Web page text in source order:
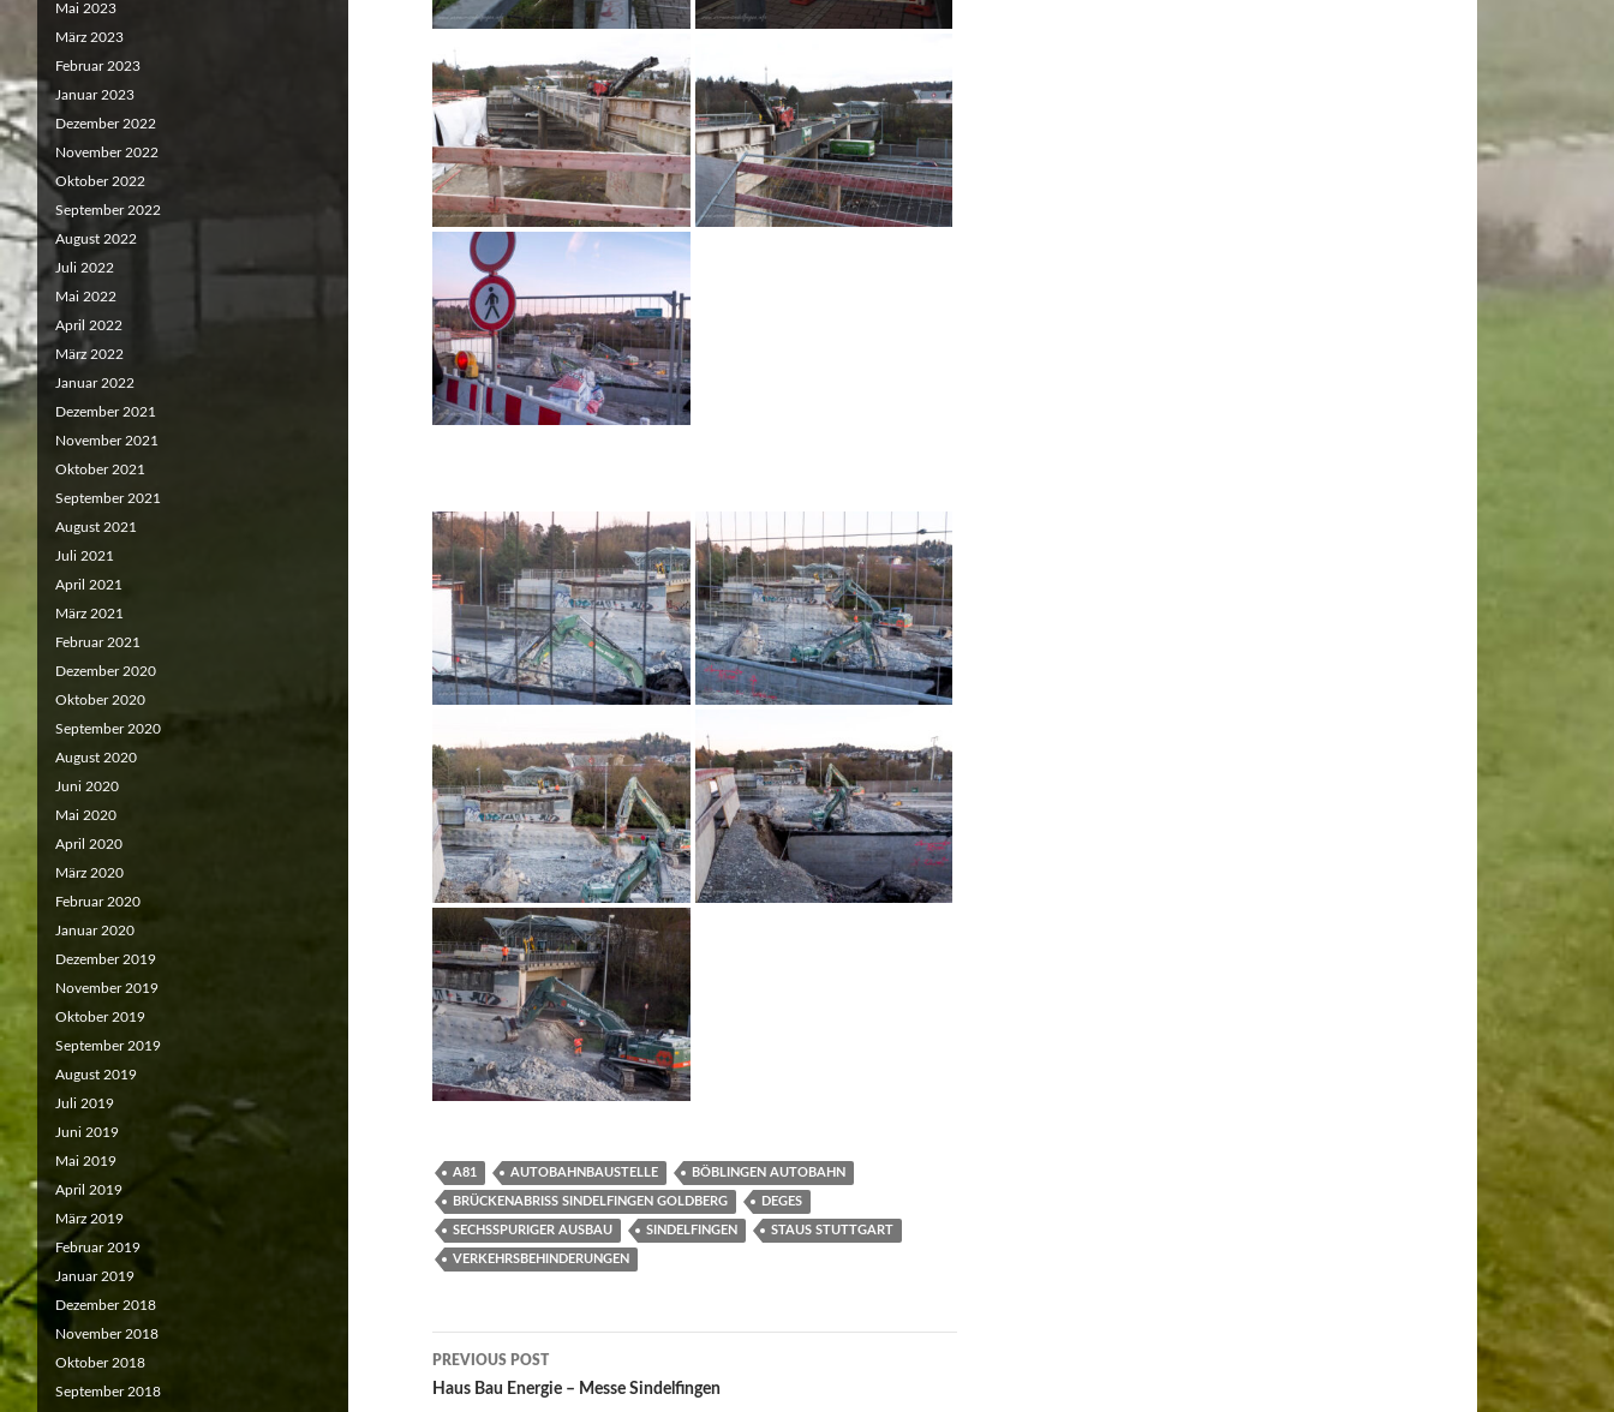
A81 AUTOBAHNBAUSTELLE BÖBLINGEN AUTOBAHN
BRÜCKENABRISS SINDELFINGEN GOLDBERG DEGES
SECHSSPURIGER AUSBAU SINDELFINGEN STAUS STUTTGART
VERKEHRSBEHINDERUNGEN
Post
navigation
PREVIOUS POST
Haus Bau Energie – Messe Sindelfingen
Mai 2023
März 2023
Februar 2023
Januar 2023
Dezember 2022
November 2022
Oktober 2022
September 2022
August 2022
Juli 2022
Mai 2022
April 2022
März 2022
Januar 2022
Dezember 2021
November 2021
Oktober 2021
September 2021
August 2021
Juli 2021
April 2021
März 2021
Februar 2021
Dezember 2020
Oktober 2020
September 2020
August 2020
Juni 2020
Mai 2020
April 2020
März 2020
Februar 2020
Januar 2020
Dezember 2019
November 2019
Oktober 2019
September 2019
August 2019
Juli 2019
Juni 2019
Mai 2019
April 2019
März 2019
Februar 2019
Januar 2019
Dezember 2018
November 2018
Oktober 2018
September 2018